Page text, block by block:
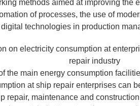
methods aimed at improving the
of processes, the use of
technologies in production
on electricity consumption at
repair industry
the main energy consumption
at ship repair enterprises can
repair, maintenance and